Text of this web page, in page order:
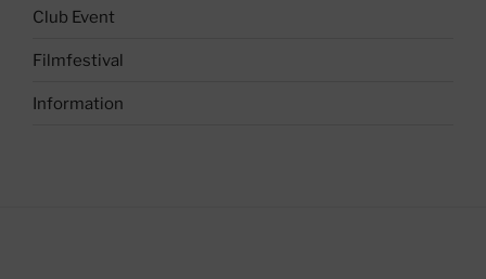
Club Event
Filmfestival
Information